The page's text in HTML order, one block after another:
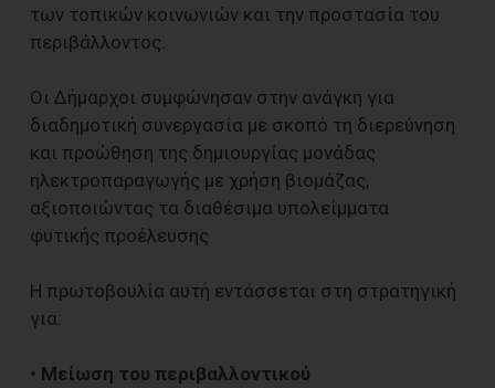
των τοπικών κοινωνιών και την προστασία του
περιβάλλοντος.
Οι Δήμαρχοι συμφώνησαν στην ανάγκη για
διαδημοτική συνεργασία με σκοπό τη διερεύνηση
και προώθηση της δημιουργίας μονάδας
ηλεκτροπαραγωγής με χρήση βιομάζας,
αξιοποιώντας τα διαθέσιμα υπολείμματα
φυτικής προέλευσης
Η πρωτοβουλία αυτή εντάσσεται στη στρατηγική
για:
• Μείωση του περιβαλλοντικού